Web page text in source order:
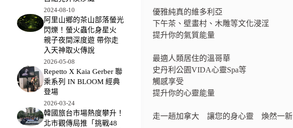
優雅純真的維多利亞
下午茶、壁畫村、木雕等文化浸淫
提升你的氣質能量
最適人類居住的溫哥華
史丹利公園VIDA心靈Spa等
觸感享受
提升你的心靈能量
走一趟加拿大 讓您的身心靈 煥然一新
2024-08-10
阿里山鄉的茶山部落螢光
閃爍！螢火蟲化身星火
親子夜間深度遊 帶你走
入天神取火傳說
2026-05-08
Repetto X Kaia Gerber 聯
乘系列 IN BLOOM 經典
登場
2026-03-24
韓國旅台市場熱度攀升！
北市觀傳局推「挑戰48